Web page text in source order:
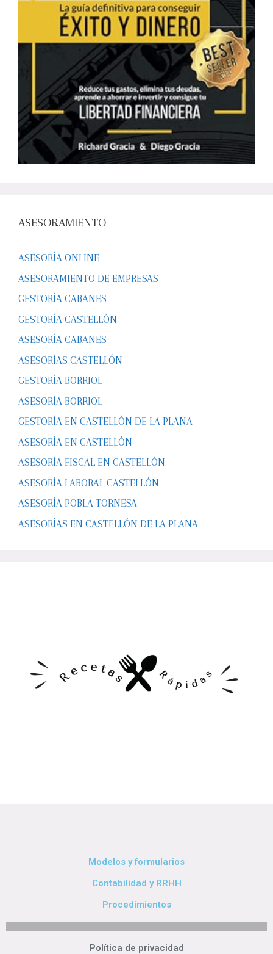
ASESORAMIENTO
ASESORÍA ONLINE
ASESORAMIENTO DE EMPRESAS
GESTORÍA CABANES
GESTORÍA CASTELLÓN
ASESORÍA CABANES
ASESORÍAS CASTELLÓN
GESTORÍA BORRIOL
ASESORÍA BORRIOL
GESTORÍA EN CASTELLÓN DE LA PLANA
ASESORÍA EN CASTELLÓN
ASESORÍA FISCAL EN CASTELLÓN
ASESORÍA LABORAL CASTELLÓN
ASESORÍA POBLA TORNESA
ASESORÍAS EN CASTELLÓN DE LA PLANA
Modelos y formularios
Contabilidad y RRHH
Procedimientos
Política de privacidad